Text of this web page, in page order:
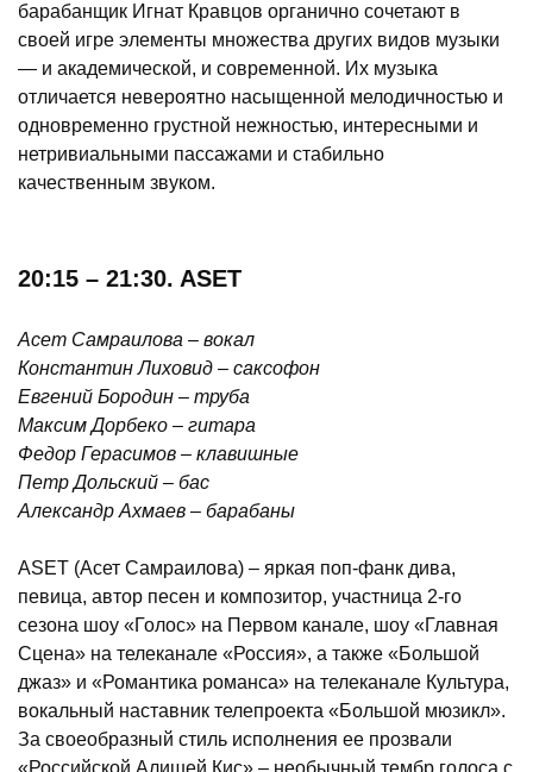
барабанщик Игнат Кравцов органично сочетают в
своей игре элементы множества других видов музыки
— и академической, и современной. Их музыка
отличается невероятно насыщенной мелодичностью и
одновременно грустной нежностью, интересными и
нетривиальными пассажами и стабильно
качественным звуком.
20:15 – 21:30. ASET
Асет Самраилова – вокал
Константин Лиховид – саксофон
Евгений Бородин – труба
Максим Дорбеко – гитара
Федор Герасимов – клавишные
Петр Дольский – бас
Александр Ахмаев – барабаны
ASET (Асет Самраилова) – яркая поп-фанк дива,
певица, автор песен и композитор, участница 2-го
сезона шоу «Голос» на Первом канале, шоу «Главная
Сцена» на телеканале «Россия», а также «Большой
джаз» и «Романтика романса» на телеканале Культура,
вокальный наставник телепроекта «Большой мюзикл».
За своеобразный стиль исполнения ее прозвали
«Российской Алишей Кис» – необычный тембр голоса с